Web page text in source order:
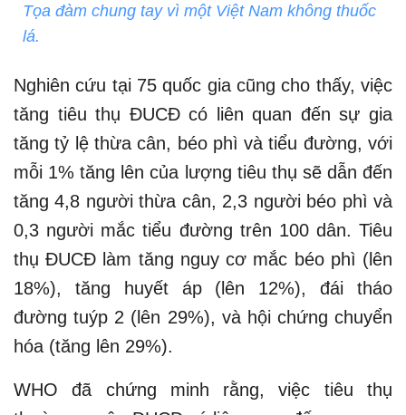
Tọa đàm chung tay vì một Việt Nam không thuốc
lá.
Nghiên cứu tại 75 quốc gia cũng cho thấy, việc
tăng tiêu thụ ĐUCĐ có liên quan đến sự gia
tăng tỷ lệ thừa cân, béo phì và tiểu đường, với
mỗi 1% tăng lên của lượng tiêu thụ sẽ dẫn đến
tăng 4,8 người thừa cân, 2,3 người béo phì và
0,3 người mắc tiểu đường trên 100 dân. Tiêu
thụ ĐUCĐ làm tăng nguy cơ mắc béo phì (lên
18%), tăng huyết áp (lên 12%), đái tháo
đường tuýp 2 (lên 29%), và hội chứng chuyển
hóa (tăng lên 29%).
WHO đã chứng minh rằng, việc tiêu thụ